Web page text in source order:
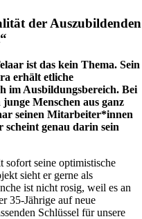
der Auszubildenden
ist das kein Thema. Sein
erhält etliche
im Ausbildungsbereich. Bei
Menschen aus ganz
seinen Mitarbeiter*innen
genau darin sein
sofort seine optimistische
sieht er gerne als
ist nicht rosig, weil es an
35-Jährige auf neue
Schlüssel für unsere